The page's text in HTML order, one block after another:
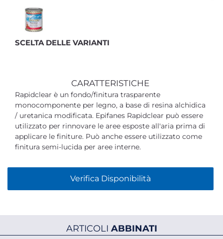
SCELTA DELLE VARIANTI
CARATTERISTICHE
Rapidclear è un fondo/finitura trasparente
monocomponente per legno, a base di resina alchidica
/ uretanica modificata. Epifanes Rapidclear può essere
utilizzato per rinnovare le aree esposte all'aria prima di
applicare le finiture. Può anche essere utilizzato come
finitura semi-lucida per aree interne.
Verifica Disponibilità
ARTICOLI ABBINATI